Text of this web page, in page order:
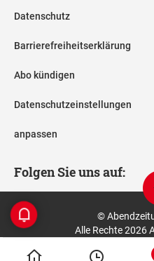
Datenschutz
Barrierefreiheitserklärung
Abo kündigen
Datenschutzeinstellungen
anpassen
Folgen Sie uns auf:
©
Alle Rechte 2026